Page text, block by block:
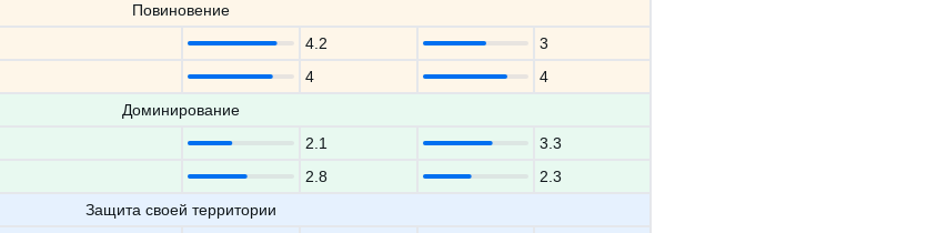
Повиновение
4.2
3
4
4
Доминирование
2.1
3.3
2.8
2.3
Защита своей территории